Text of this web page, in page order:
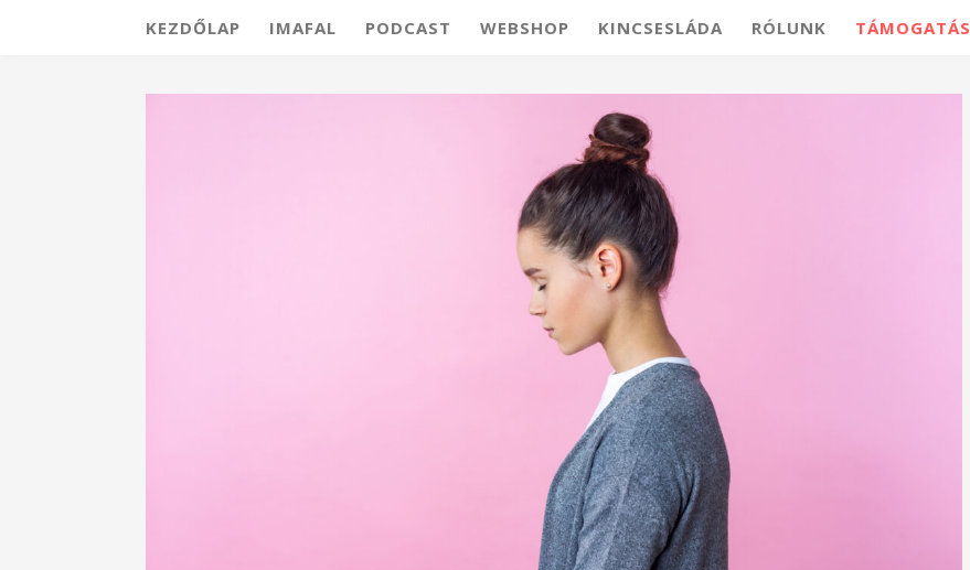
KEZDŐLAP IMAFAL PODCAST WEBSHOP KINCSESLÁDA RÓLUNK TÁMOGATÁS